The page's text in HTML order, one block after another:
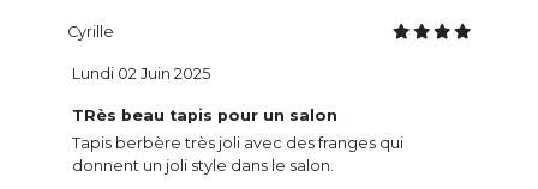
Cyrille
TRès beau tapis pour un salon
Tapis berbère très joli avec des franges qui
donnent un joli style dans le salon.
Lundi 02 Juin 2025